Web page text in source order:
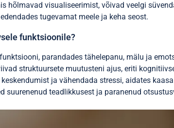
hõlmavad visualiseerimist, võivad veelgi
tugevamat meele ja keha seost.
funktsioonile?
parandades tähelepanu, mälu ja
struktuursete muutusteni ajus, eriti
ja vähendada stressi, aidates
suurenenud teadlikkusest ja paranenud